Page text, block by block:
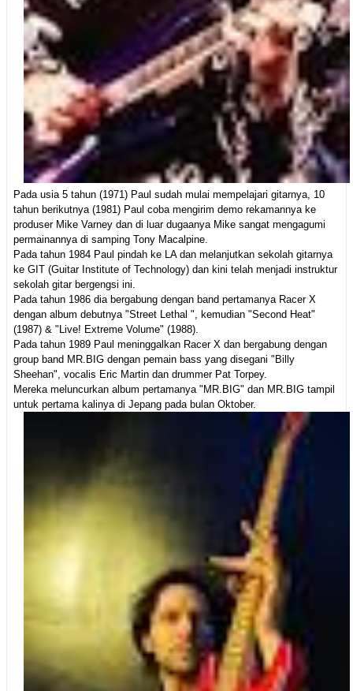
Pada usia 5 tahun (1971) Paul sudah mulai mempelajari gitarnya, 10
tahun berikutnya (1981) Paul coba mengirim demo rekamannya ke
produser Mike Varney dan di luar dugaanya Mike sangat mengagumi
permainannya di samping Tony Macalpine.
Pada tahun 1984 Paul pindah ke LA dan melanjutkan sekolah gitarnya
ke GIT (Guitar Institute of Technology) dan kini telah menjadi instruktur
sekolah gitar bergengsi ini.
Pada tahun 1986 dia bergabung dengan band pertamanya Racer X
dengan album debutnya "Street Lethal ", kemudian "Second Heat"
(1987) & "Live! Extreme Volume" (1988).
Pada tahun 1989 Paul meninggalkan Racer X dan bergabung dengan
group band MR.BIG dengan pemain bass yang disegani "Billy
Sheehan", vocalis Eric Martin dan drummer Pat Torpey.
Mereka meluncurkan album pertamanya "MR.BIG" dan MR.BIG tampil
untuk pertama kalinya di Jepang pada bulan Oktober.